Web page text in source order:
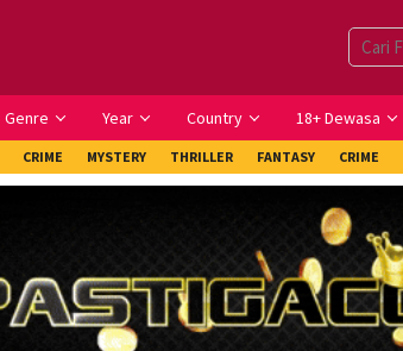
Genre Year Country 18+ Dewasa
CRIME MYSTERY THRILLER FANTASY CRIME